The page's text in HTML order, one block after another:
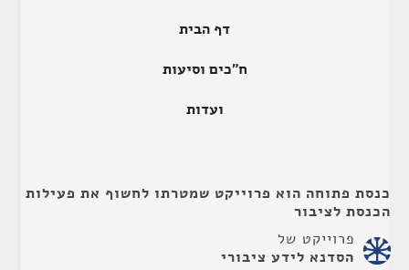
דף הבית
ח"כים וסיעות
ועדות
כנסת פתוחה הוא פרוייקט שמטרתו לחשוף את פעילות
הכנסת לציבור
פרוייקט של
הסדנא לידע ציבורי